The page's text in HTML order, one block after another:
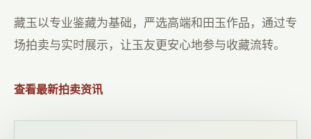
藏玉以专业鉴藏为基础，严选高端和田玉作品，通过专
场拍卖与实时展示，让玉友更安心地参与收藏流转。
查看最新拍卖资讯